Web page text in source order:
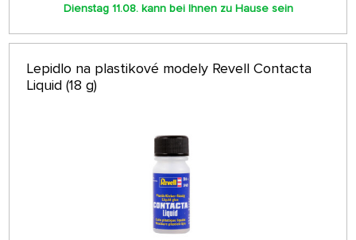
Dienstag 11.08. kann bei Ihnen zu Hause sein
Lepidlo na plastikové modely Revell Contacta
Liquid (18 g)